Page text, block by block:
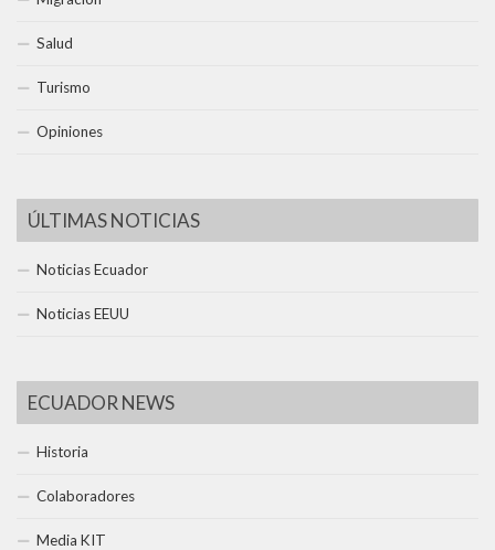
Salud
Turismo
Opiniones
ÚLTIMAS NOTICIAS
Noticias Ecuador
Noticias EEUU
ECUADOR NEWS
Historia
Colaboradores
Media KIT